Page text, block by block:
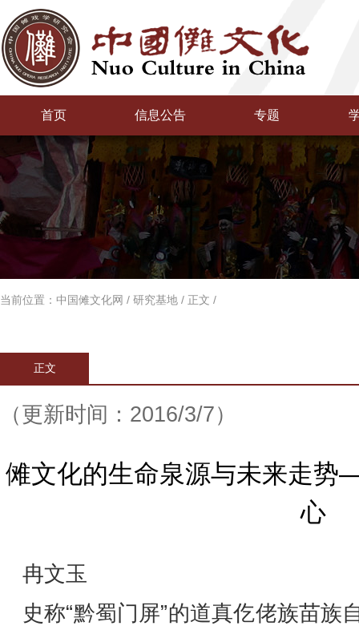
首页 信息公告 专题
当前位置： 中国傩文化网 / 研究基地 / 正文 /
正文
（更新时间：2016/3/7）
傩文化的生命泉源与未来走
心
冉文玉
史称“黔蜀门屏”的道真仡佬族苗